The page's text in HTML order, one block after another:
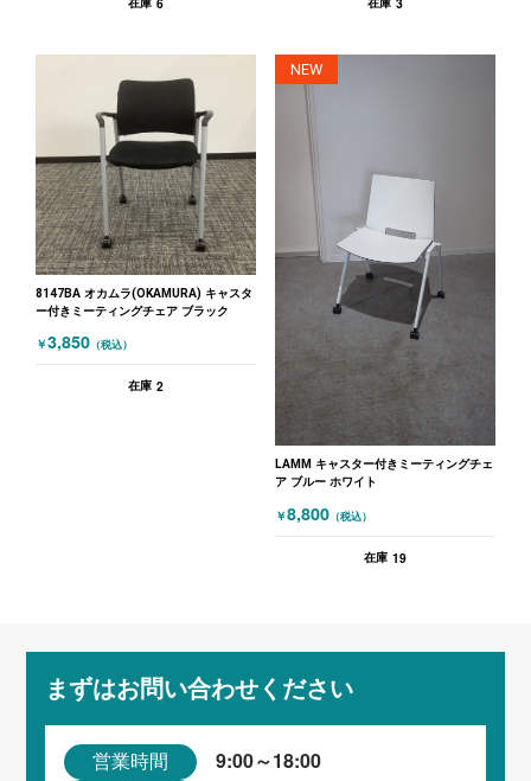
8147BA オカムラ(OKAMURA) キャスタ
ー付きミーティングチェア ブラック
￥3,850 （税込）
在庫 2
NEW
LAMM キャスター付きミーティングチェ
ア ブルー ホワイト
￥8,800 （税込）
在庫 19
まずはお問い合わせください
営業時間 9:00～18:00